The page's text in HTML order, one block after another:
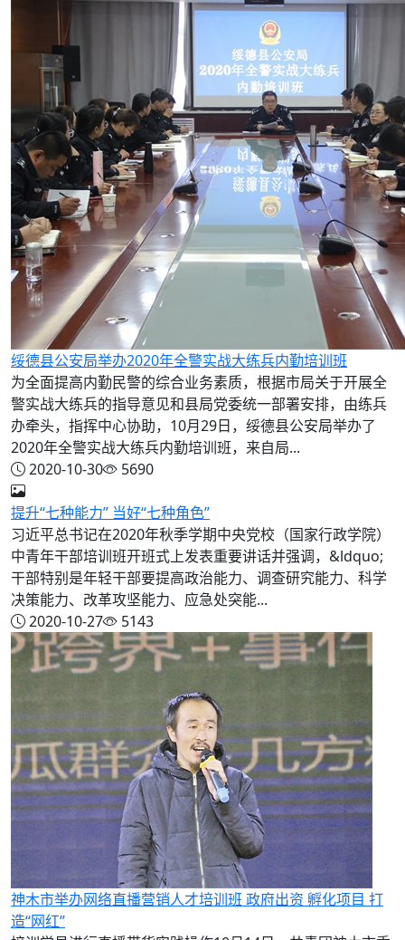
绥德县公安局举办2020年全警实战大练兵内勤培训班
为全面提高内勤民警的综合业务素质，根据市局关于开展全
警实战大练兵的指导意见和县局党委统一部署安排，由练兵
办牵头，指挥中心协助，10月29日，绥德县公安局举办了
2020年全警实战大练兵内勤培训班，来自局...
2020-10-30
5690
提升“七种能力” 当好“七种角色”
习近平总书记在2020年秋季学期中央党校（国家行政学院）
中青年干部培训班开班式上发表重要讲话并强调，&ldquo;
干部特别是年轻干部要提高政治能力、调查研究能力、科学
决策能力、改革攻坚能力、应急处突能...
2020-10-27
5143
神木市举办网络直播营销人才培训班 政府出资 孵化项目 打
造“网红”